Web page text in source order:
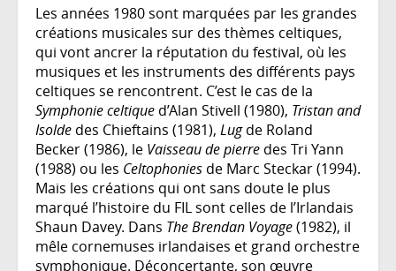
Les années 1980 sont marquées par les grandes
créations musicales sur des thèmes celtiques,
qui vont ancrer la réputation du festival, où les
musiques et les instruments des différents pays
celtiques se rencontrent. C’est le cas de la
Symphonie celtique d’Alan Stivell (1980), Tristan and
Isolde des Chieftains (1981), Lugde Roland
Becker (1986), le Vaisseau de pierre des Tri Yann
(1988) ou les Celtophonies de Marc Steckar (1994).
Mais les créations qui ont sans doute le plus
marqué l’histoire du FIL sont celles de l’Irlandais
Shaun Davey. Dans The Brendan Voyage(1982), il
mêle cornemuses irlandaises et grand orchestre
symphonique. Déconcertante, son œuvre